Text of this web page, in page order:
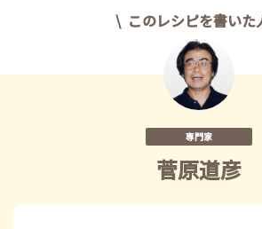
このレシピを書いた
専門家
菅原道彦